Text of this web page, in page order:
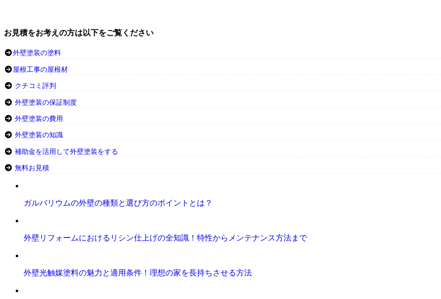
お見積をお考えの方は以下をご覧ください
外壁塗装の塗料
屋根工事の屋根材
クチコミ評判
外壁塗装の保証制度
外壁塗装の費用
外壁塗装の知識
補助金を活用して外壁塗装をする
無料お見積
ガルバリウムの外壁の種類と選び方のポイントとは？
外壁リフォームにおけるリシン仕上げの全知識！特性からメンテナンス方法まで
外壁光触媒塗料の魅力と適用条件！理想の家を長持ちさせる方法